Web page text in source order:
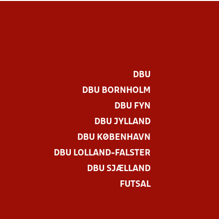
DBU
DBU BORNHOLM
DBU FYN
DBU JYLLAND
DBU KØBENHAVN
DBU LOLLAND-FALSTER
DBU SJÆLLAND
FUTSAL